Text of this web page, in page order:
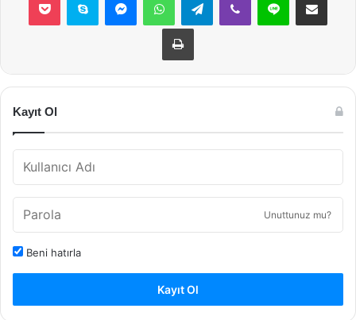
Yazdır
Kayıt Ol
Unuttunuz mu?
Beni hatırla
Kayıt Ol